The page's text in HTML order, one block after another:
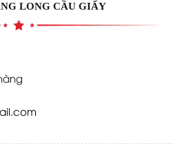
LONG CẦU GIẤY